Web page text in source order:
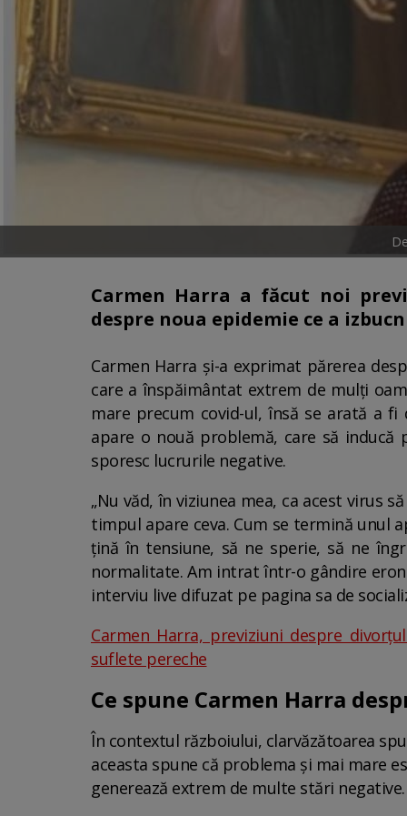
Carmen Harra a făcut noi
despre noua epidemie ce a
Carmen Harra și-a exprimat părerea
care a înspăimântat extrem de mulți
mare precum covid-ul, însă se arată a
apare o nouă problemă, care să inducă
sporesc lucrurile negative.
„Nu văd, în viziunea mea, ca acest virus
timpul apare ceva. Cum se termină unul
ţină în tensiune, să ne sperie, să ne
normalitate. Am intrat într-o gândire
interviu live difuzat pe pagina sa de
Carmen Harra, previziuni despre
suflete pereche
Ce spune Carmen Harra
În contextul războiului, clarvăzătoarea
aceasta spune că problema și mai mare
generează extrem de multe stări negative.